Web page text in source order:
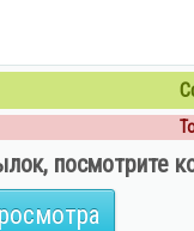
посмотрите